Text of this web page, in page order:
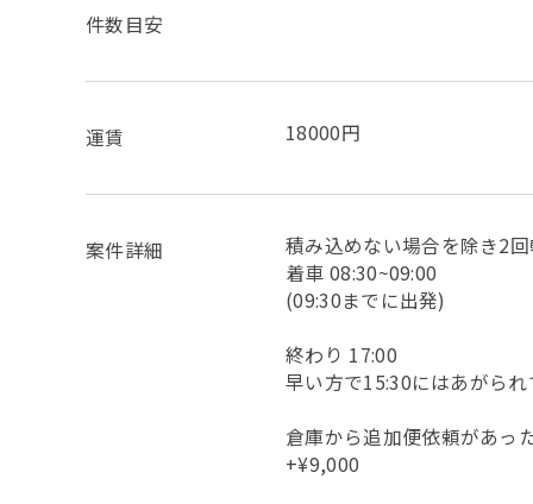
件数目安
運賃 18000円
案件詳細
積み込めない場合を除き2回
着車 08:30~09:00
(09:30までに出発)
終わり 17:00
早い方で15:30にはあがられ
倉庫から追加便依頼があっ
+¥9,000